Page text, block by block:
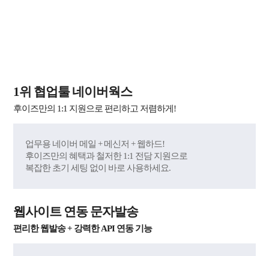
1위 협업툴 네이버웍스
후이즈만의 1:1 지원으로 편리하고 저렴하게!
업무용 네이버 메일 + 메신저 + 웹하드!
후이즈만의 혜택과 철저한 1:1 전담 지원으로
복잡한 초기 세팅 없이 바로 사용하세요.
웹사이트 연동 문자발송
편리한 웹발송 + 강력한 API 연동 기능